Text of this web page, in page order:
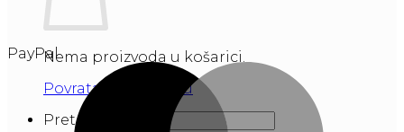
Nema proizvoda u košarici.
Povratak u trgovinu
Pretraži:
PayPal